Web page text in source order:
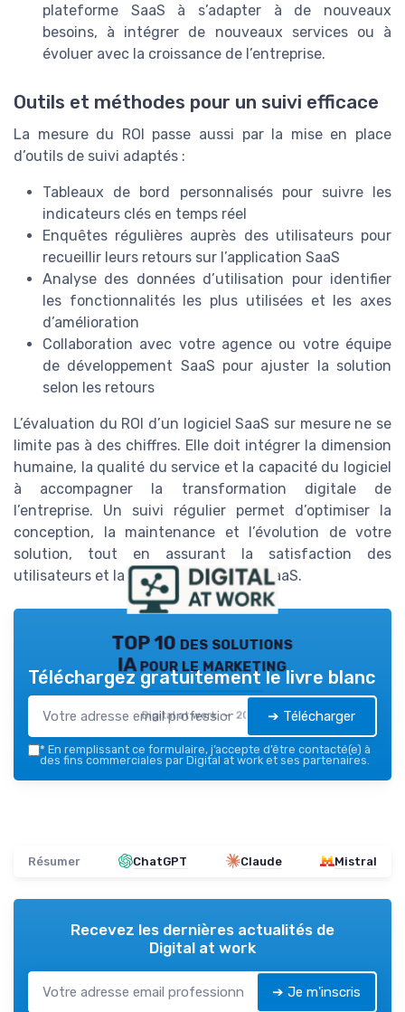
plateforme SaaS à s’adapter à de nouveaux
besoins, à intégrer de nouveaux services ou à
évoluer avec la croissance de l’entreprise.
Outils et méthodes pour un suivi efficace
La mesure du ROI passe aussi par la mise en place
d’outils de suivi adaptés :
Tableaux de bord personnalisés pour suivre les
indicateurs clés en temps réel
Enquêtes régulières auprès des utilisateurs pour
recueillir leurs retours sur l’application SaaS
Analyse des données d’utilisation pour identifier
les fonctionnalités les plus utilisées et les axes
d’amélioration
Collaboration avec votre agence ou votre équipe
de développement SaaS pour ajuster la solution
selon les retours
L’évaluation du ROI d’un logiciel SaaS sur mesure ne se
limite pas à des chiffres. Elle doit intégrer la dimension
humaine, la qualité du service et la capacité du logiciel
à accompagner la transformation digitale de
l’entreprise. Un suivi régulier permet d’optimiser la
conception, la maintenance et l’évolution de votre
solution, tout en assurant la satisfaction des
utilisateurs et la pérennité du projet SaaS.
TOP 10 des solutions
IA pour le marketing
Digital at work — 2026
Téléchargez gratuitement le livre blanc
➔ Télécharger
* En remplissant ce formulaire, j’accepte d’être contacté(e) à
des fins commerciales par Digital at work et ses partenaires.
Résumer ChatGPT Claude Mistral
Recevez les dernières actualités de
Digital at work
➔ Je m'inscris